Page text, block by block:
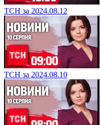
ТСН за 2024.08.12
ТСН за 2024.08.10